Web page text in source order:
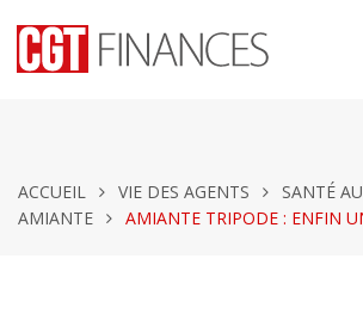
ACCUEIL VIE DES AGENTS
SANTÉ
AMIANTE
AMIANTE TRIPODE : ENFIN